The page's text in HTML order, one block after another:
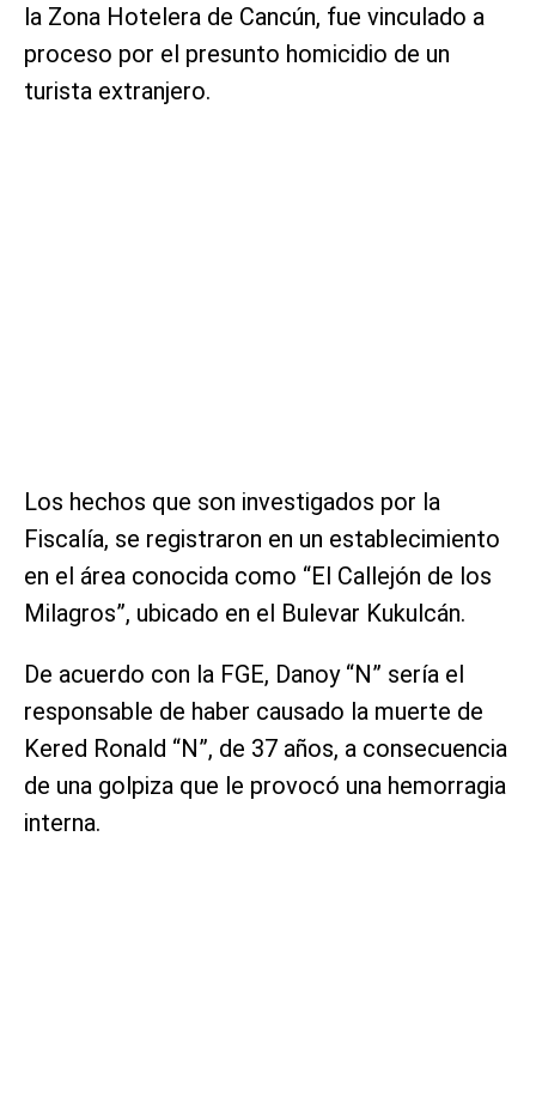
la Zona Hotelera de Cancún, fue vinculado a
proceso por el presunto homicidio de un
turista extranjero.
Los hechos que son investigados por la
Fiscalía, se registraron en un establecimiento
en el área conocida como “El Callejón de los
Milagros”, ubicado en el Bulevar Kukulcán.
De acuerdo con la FGE, Danoy “N” sería el
responsable de haber causado la muerte de
Kered Ronald “N”, de 37 años, a consecuencia
de una golpiza que le provocó una hemorragia
interna.